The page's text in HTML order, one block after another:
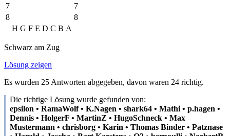
7
7
8
8
H G F E D C B A
Schwarz am Zug
Lösung zeigen
Es wurden 25 Antworten abgegeben, davon waren 24 richtig.
Die richtige Lösung wurde gefunden von:
epsilon • RamaWolf • K.Nagen • shark64 • Mathi • p.hagen •
Dennis • HolgerF • MartinZ • HugoSchneck • Max
Mustermann • chrisborg • Karin • Thomas Binder • Patznase